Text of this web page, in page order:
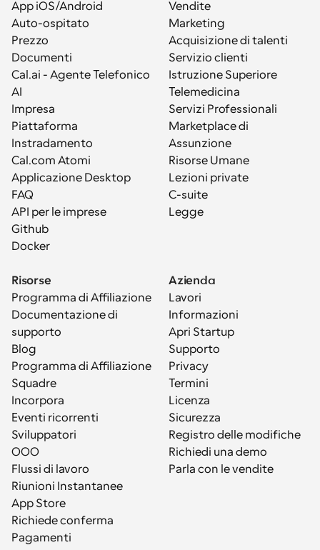
App iOS/Android
Auto-ospitato
Prezzo
Documenti
Cal.ai - Agente Telefonico
AI
Impresa
Piattaforma
Instradamento
Cal.com Atomi
Applicazione Desktop
FAQ
API per le imprese
Github
Docker
Vendite
Marketing
Acquisizione di talenti
Servizio clienti
Istruzione Superiore
Telemedicina
Servizi Professionali
Marketplace di
Assunzione
Risorse Umane
Lezioni private
C-suite
Legge
Risorse
Programma di Affiliazione
Documentazione di
supporto
Blog
Programma di Affiliazione
Squadre
Incorpora
Eventi ricorrenti
Sviluppatori
OOO
Flussi di lavoro
Riunioni Instantanee
App Store
Richiede conferma
Pagamenti
Azienda
Lavori
Informazioni
Apri Startup
Supporto
Privacy
Termini
Licenza
Sicurezza
Registro delle modifiche
Richiedi una demo
Parla con le vendite